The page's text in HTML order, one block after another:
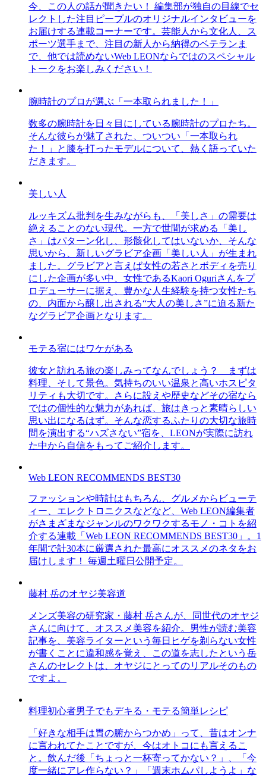
今、この人の話が聞きたい！ 編集部が独自の目線でセ
レクトした注目ピープルのオリジナルインタビューを
お届けする連載コーナーです。芸能人から文化人、ス
ポーツ選手まで、注目の新人から納得のベテランま
で、他では読めないWeb LEONならではのスペシャル
トークをお楽しみください！
腕時計のプロが選ぶ「一本取られました！」
数多の腕時計を日々目にしている腕時計のプロたち。
そんな彼らが魅了された、ついつい「一本取られ
た！」と膝を打ったモデルについて、熱く語っていた
だきます。
美しい人
ルッキズム批判を生みながらも、「美しさ」の需要は
絶えることのない現代。一方で世間が求める「美し
さ」はパターン化し、形骸化してはいないか、そんな
思いから、新しいグラビア企画「美しい人」が生まれ
ました。グラビアと言えば女性の若さとボディを売り
にした企画が多い中、女性であるKaori Oguriさんをプ
ロデューサーに据え、豊かな人生経験を持つ女性たち
の、内面から醸し出される“大人の美しさ”に迫る新た
なグラビア企画となります。
モテる宿にはワケがある
彼女と訪れる旅の楽しみってなんでしょう？ まずは
料理、そして景色。気持ちのいい温泉と高いホスピタ
リティも大切です。さらに設えや歴史などその宿なら
ではの個性的な魅力があれば、旅はきっと素晴らしい
思い出になるはず。そんな恋するふたりの大切な旅時
間を演出する“ハズさない”宿を、LEONが実際に訪れ
た中から自信をもってご紹介します。
Web LEON RECOMMENDS BEST30
ファッションや時計はもちろん、グルメからビューテ
ィー、エレクトロニクスなどなど、Web LEON編集者
がさまざまなジャンルのワクワクするモノ・コトを紹
介する連載「Web LEON RECOMMENDS BEST30」。1
年間で計30本に厳選された最高にオススメのネタをお
届けします！ 毎週土曜日公開予定。
藤村 岳のオヤジ美容道
メンズ美容の研究家・藤村 岳さんが、同世代のオヤジ
さんに向けて、オススメ美容を紹介。男性が読む美容
記事を、美容ライターという毎日ヒゲを剃らない女性
が書くことに違和感を覚え、この道を志したという岳
さんのセレクトは、オヤジにとってのリアルそのもの
ですよ。
料理初心者男子でもデキる・モテる簡単レシピ
「好きな相手は胃の腑からつかめ」って、昔はオンナ
に言われてたことですが、今はオトコにも言えるこ
と。飲んだ後「ちょっと一杯寄ってかない？」、「今
度一緒にアレ作らない？」「週末ホムパしようよ」な